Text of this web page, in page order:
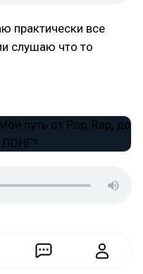
практически все
слушаю что то